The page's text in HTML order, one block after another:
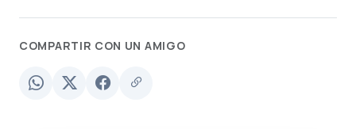
COMPARTIR CON UN AMIGO